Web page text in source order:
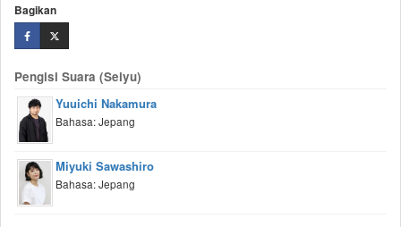
Bagikan
Pengisi Suara (Seiyu)
Yuuichi Nakamura
Bahasa: Jepang
Miyuki Sawashiro
Bahasa: Jepang